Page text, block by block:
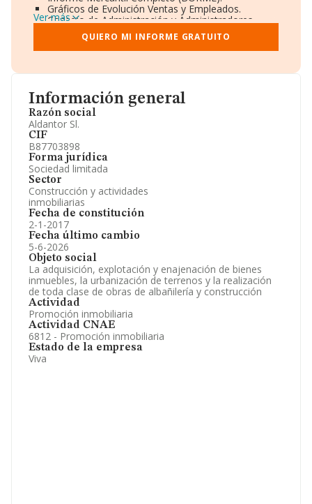
Información general
Razón social
Aldantor Sl.
CIF
B87703898
Forma jurídica
Sociedad limitada
Sector
Construcción y actividades
inmobiliarias
Fecha de constitución
2-1-2017
Fecha último cambio
5-6-2026
Objeto social
La adquisición, explotación y enajenación de bienes
inmuebles, la urbanización de terrenos y la realización
de toda clase de obras de albañilería y construcción
Actividad
Promoción inmobiliaria
Actividad CNAE
6812 - Promoción inmobiliaria
Estado de la empresa
Viva
Gráficos de Evolución Ventas y Empleados.
Consejo de Administración y Administradores.
Directivos y Ejecutivos.
Accionistas.
Participaciones y Vinculaciones en otras empresas.
Información oficial y registral complementaria.
Ver más
QUIERO MI INFORME GRATUITO